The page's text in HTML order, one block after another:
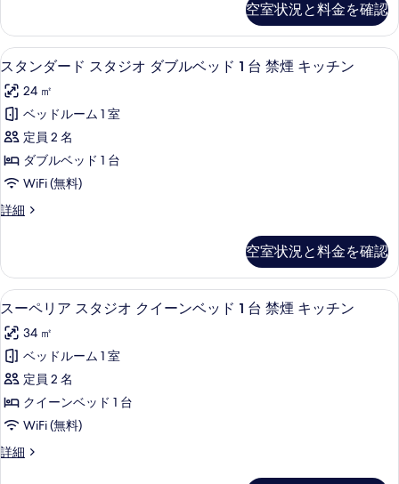
ベ
ッ
ド
付
き
禁
煙
(4
People)
す
べ
て
の
写
真
を
表
示
ァ
ー
ベ
ッ
ド
付
き
禁
煙
People)
の
詳
オ
シ
ン
グ
ル
ベ
ッ
ド
2
煙
キ
ッ
チ
ン
の
す
べ
て
ー
ド
ス
ジ
オ
シ
ン
グ
ル
ベ
ッ
禁
煙
キ
ッ
チ
ン
の
詳
細
空室状況と料金を確認
ス
タ
ン
ダ
ー
ド
タ
オ
ダ
ブ
ル
ベ
ッ
ド
1
台
スタンダード スタジオ ダブルベッ
8
スタンダード スタジオ ダブルベッド 1 台 禁煙 キッチン
24 ㎡
ベッドルーム 1 室
定員 2 名
ダブルベッド 1 台
WiFi (無料)
詳細
ス
ー
ド
ス
ジ
オ
ダ
ブ
ル
ベ
ッ
ド
空室状況と料金を確認
ス
ー
ペ
リ
ア
ス
ジ
スーペリア スタジオ クイーンベッ
8
スーペリア スタジオ クイーンベッド 1 台 禁煙 キッチン
34 ㎡
ベッドルーム 1 室
定員 2 名
クイーンベッド 1 台
WiFi (無料)
詳細
ス